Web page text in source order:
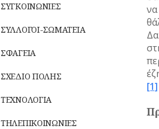
ΣΥΓΚΟΙΝΩΝΙΕΣ
ΣΥΛΛΟΓΟΙ-ΣΩΜΑΤΕΙΑ
ΣΦΑΓΕΙΑ
ΣΧΕΔΙΟ ΠΟΛΗΣ
ΤΕΧΝΟΛΟΓΙΑ
ΤΗΛΕΠΙΚΟΙΝΩΝΙΕΣ
[1]